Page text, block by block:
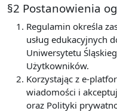
§2 Postanowienia
Regulamin określa
usług edukacyjnych
Uniwersytetu
Użytkowników.
Korzystając z e-
wiadomości i
oraz Polityki